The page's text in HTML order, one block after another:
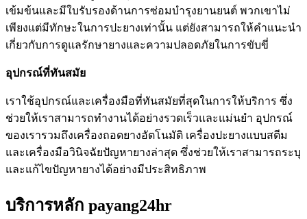
เข้มข้นและมีใบรับรองด้านการซ่อมบำรุงยานยนต์ พวกเขาไม่
เพียงแต่มีทักษะในการปะยางเท่านั้น แต่ยังสามารถให้คำแนะนำ
เกี่ยวกับการดูแลรักษายางและความปลอดภัยในการขับขี่
อุปกรณ์ที่ทันสมัย
เราใช้อุปกรณ์และเครื่องมือที่ทันสมัยที่สุดในการให้บริการ ซึ่ง
ช่วยให้เราสามารถทำงานได้อย่างรวดเร็วและแม่นยำ อุปกรณ์
ของเรารวมถึงเครื่องถอดยางอัตโนมัติ เครื่องปะยางแบบสตีม
และเครื่องมือวินิจฉัยปัญหายางล่าสุด ซึ่งช่วยให้เราสามารถระบุ
และแก้ไขปัญหายางได้อย่างมีประสิทธิภาพ
บริการหลัก payang24hr